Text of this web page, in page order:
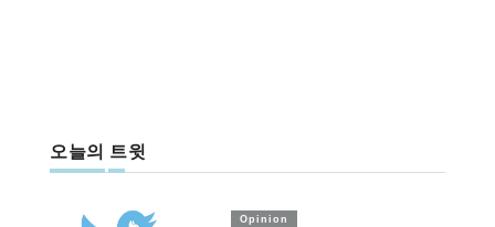
오늘의 트윗
Opinion